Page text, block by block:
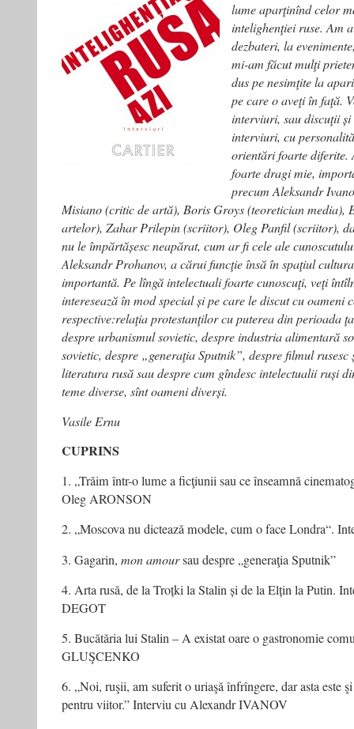
lume aparţinînd celor
intelighenţiei ruse. Am
dezbateri, la
mi-am făcut mulţi
dus pe nesimţite la
pe care o aveţi în faţă.
interviuri, sau discuţii
interviuri, cu
orientări foarte diferite.
foarte dragi mie,
precum Aleksandr
Misiano (critic de artă), Boris Groys (teoretician media),
artelor), Zahar Prilepin (scriitor), Oleg Panfil (scriitor),
nu le împărtășesc neapărat, cum ar fi cele ale
Aleksandr Prohanov, a cărui funcţie însă în spaţiul
importantă. Pe lîngă intelectuali foarte cunoscuţi, veţi
interesează în mod special și pe care le discut cu oameni
respective:relaţia protestanţilor cu puterea din perioada
despre urbanismul sovietic, despre industria alimentară
sovietic, despre „generaţia Sputnik”, despre filmul rusesc
literatura rusă sau despre cum gîndesc intelectualii ruși
teme diverse, sînt oameni diverși.
Vasile Ernu
CUPRINS
1. „Trăim într-o lume a ficţiunii sau ce înseamnă
Oleg ARONSON
2. „Moscova nu dictează modele, cum o face Londra“.
3. Gagarin, mon amoursau despre „generaţia Sputnik”
4. Arta rusă, de la Troțki la Stalin și de la Elțin la Putin.
DEGOT
5. Bucătăria lui Stalin – A existat oare o gastronomie
GLUŞCENKO
6. „Noi, ruşii, am suferit o uriaşă înfrîngere, dar asta este
pentru viitor.” Interviu cu Alexandr IVANOV